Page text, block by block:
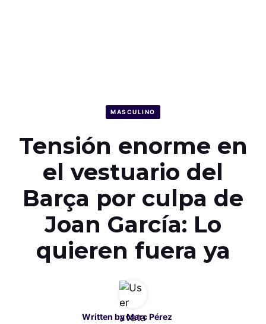
MASCULINO
Tensión enorme en
el vestuario del
Barça por culpa de
Joan García: Lo
quieren fuera ya
Written byMarc Pérez